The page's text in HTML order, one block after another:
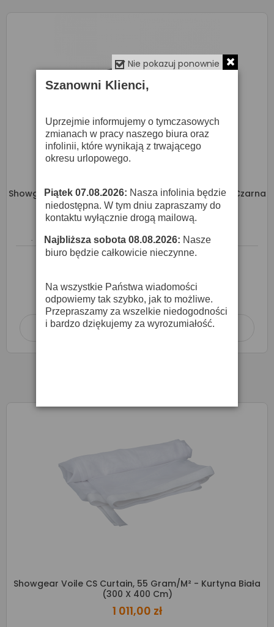
Showgear Voile CS Curtain, 55 Gram/m² - Kurtyna Czarna
(300 X 400 Cm)
1 079,00 zł
Produkt dostępny na zamówienie
w terminie14 dni roboczych
 Dodaj do koszyka
Showgear Voile CS Curtain, 55 Gram/m² - Kurtyna Biała
(300 X 400 Cm)
1 011,00 zł
Nie pokazuj ponownie
Szanowni Klienci,
Uprzejmie informujemy o tymczasowych
zmianach w pracy naszego biura oraz
infolinii, które wynikają z trwającego
okresu urlopowego.
· Piątek 07.08.2026: Nasza infolinia będzie
niedostępna. W tym dniu zapraszamy do
kontaktu wyłącznie drogą mailową.
· Najbliższa sobota 08.08.2026: Nasze
biuro będzie całkowicie nieczynne.
Na wszystkie Państwa wiadomości
odpowiemy tak szybko, jak to możliwe.
Przepraszamy za wszelkie niedogodności
i bardzo dziękujemy za wyrozumiałość.